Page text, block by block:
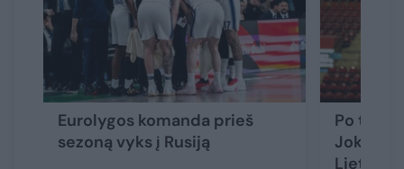
Eurolygos komanda prieš
sezoną vyks į Rusiją
Po